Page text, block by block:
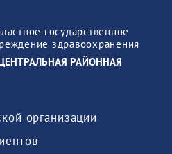
государственное
здравоохранения
РАЙОННАЯ
организации